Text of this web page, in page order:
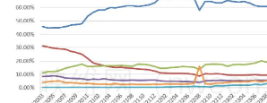
映维网（